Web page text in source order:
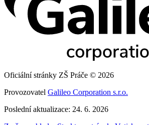
Oficiální stránky ZŠ Práče © 2026
Provozovatel Galileo Corporation s.r.o.
Poslední aktualizace: 24. 6. 2026